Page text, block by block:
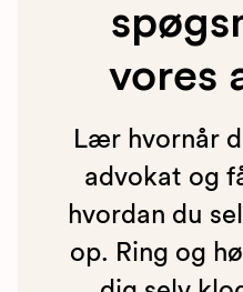
vores
Lær hvornår
advokat og
hvordan du
op. Ring og